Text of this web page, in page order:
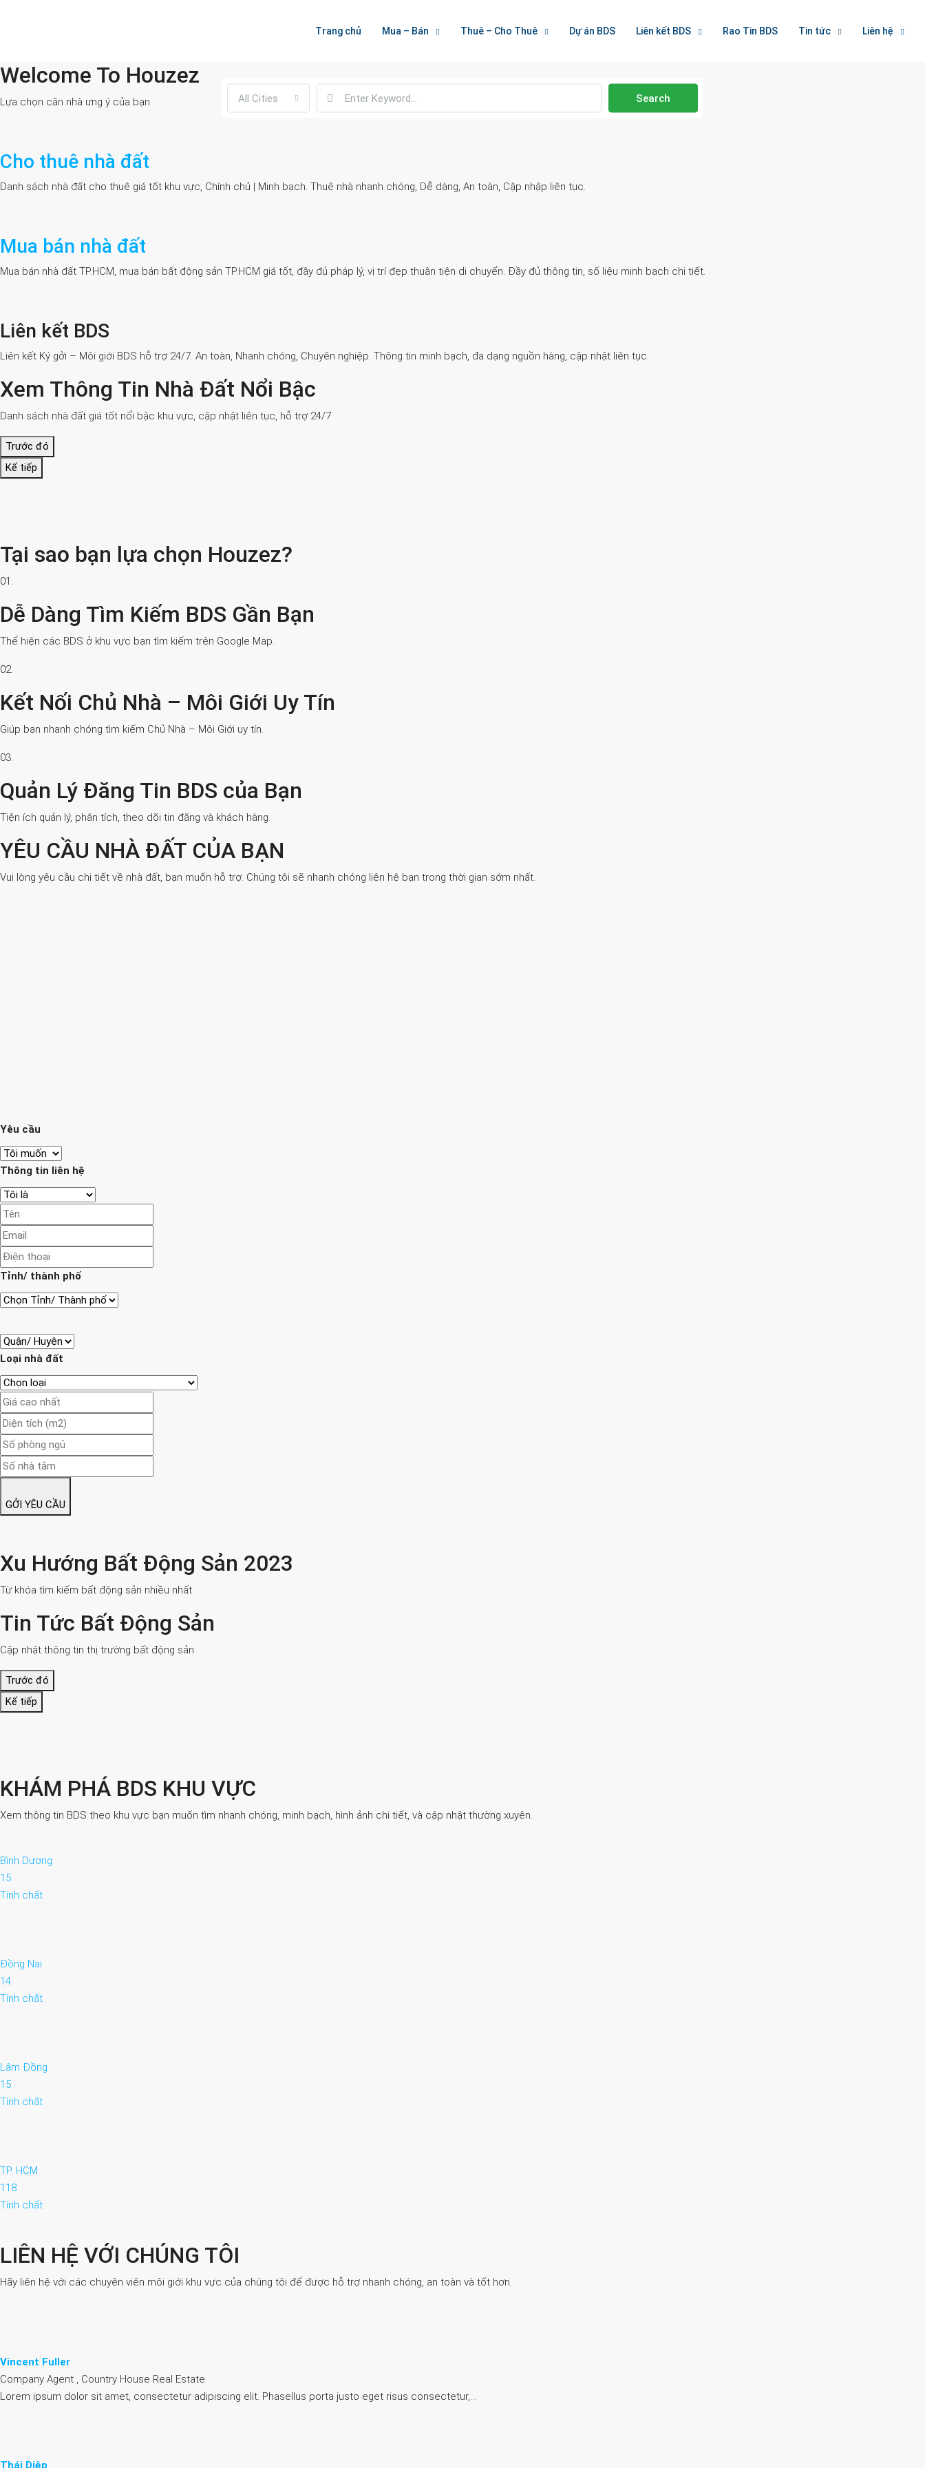
Trang chủ Mua – Bán Thuê – Cho Thuê Dự án BDS Liên kết BDS Rao Tin BDS Tin tức Liên hệ
Welcome To Houzez
All Cities Search
Welcome To Houzez
Lựa chọn căn nhà ưng ý của bạn
Cho thuê nhà đất
Danh sách nhà đất cho thuê giá tốt khu vực, Chính chủ | Minh bạch. Thuê nhà nhanh chóng, Dễ dàng, An toàn, Cập nhập liên tục.
Mua bán nhà đất
Mua bán nhà đất TP.HCM, mua bán bất động sản TP.HCM giá tốt, đầy đủ pháp lý, vị trí đẹp thuận tiện di chuyển. Đầy đủ thông tin, số liệu minh bạch chi tiết.
Liên kết BDS
Liên kết Ký gởi – Môi giới BDS hỗ trợ 24/7. An toàn, Nhanh chóng, Chuyên nghiệp. Thông tin minh bạch, đa dạng nguồn hàng, cập nhật liên tục.
Xem Thông Tin Nhà Đất Nổi Bậc
Danh sách nhà đất giá tốt nổi bậc khu vực, cập nhật liên tục, hỗ trợ 24/7
Trước đó
Kế tiếp
Tại sao bạn lựa chọn Houzez?
01.
Dễ Dàng Tìm Kiếm BDS Gần Bạn
Thể hiện các BDS ở khu vực bạn tìm kiếm trên Google Map.
02.
Kết Nối Chủ Nhà – Môi Giới Uy Tín
Giúp bạn nhanh chóng tìm kiếm Chủ Nhà – Môi Giới uy tín.
03.
Quản Lý Đăng Tin BDS của Bạn
Tiện ích quản lý, phân tích, theo dõi tin đăng và khách hàng.
YÊU CẦU NHÀ ĐẤT CỦA BẠN
Vui lòng yêu cầu chi tiết về nhà đất, bạn muốn hỗ trợ. Chúng tôi sẽ nhanh chóng liên hệ bạn trong thời gian sớm nhất.
Yêu cầu
Thông tin liên hệ
Tỉnh/ thành phố
Loại nhà đất
GỞI YÊU CẦU
Xu Hướng Bất Động Sản 2023
Từ khóa tìm kiếm bất động sản nhiều nhất
Tin Tức Bất Động Sản
Cập nhật thông tin thị trường bất động sản
Trước đó
Kế tiếp
KHÁM PHÁ BDS KHU VỰC
Xem thông tin BDS theo khu vực bạn muốn tìm nhanh chóng, minh bạch, hình ảnh chi tiết, và cập nhật thường xuyên.
Bình Dương
15
Tính chất
Đồng Nai
14
Tính chất
Lâm Đồng
15
Tính chất
TP. HCM
118
Tính chất
LIÊN HỆ VỚI CHÚNG TÔI
Hãy liên hệ với các chuyên viên môi giới khu vực của chúng tôi để được hỗ trợ nhanh chóng, an toàn và tốt hơn.
Vincent Fuller
Company Agent , Country House Real Estate
Lorem ipsum dolor sit amet, consectetur adipiscing elit. Phasellus porta justo eget risus consectetur,…
Thái Diệp